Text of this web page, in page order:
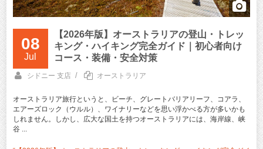
08
Jul
【2026年版】オーストラリアの登山・トレッ
キング・ハイキング完全ガイド｜初心者向け
コース・装備・安全対策
シドニー 支店 / オーストラリア
オーストラリア旅行というと、ビーチ、グレートバリアリーフ、コアラ、
エアーズロック（ウルル）、ワイナリーなどを思い浮かべる方が多いかも
しれません。しかし、広大な国土を持つオーストラリアには、海岸線、峡
谷 ...